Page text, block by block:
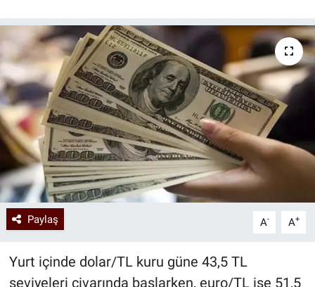
Paylaş A- A+
Yurt içinde dolar/TL kuru güne 43,5 TL
seviyeleri civarında başlarken, euro/TL ise 51,5